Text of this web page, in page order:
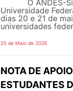
O ANDES-
Universidade
dias 20 e 21 de
universidades
25 de Maio de 2026
NOTA DE
ESTUDANTES